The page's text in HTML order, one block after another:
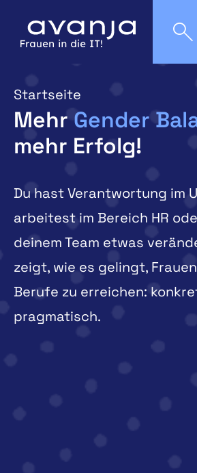
Startseite
Mehr Gender
mehr Erfolg!
Du hast Verantwortung im
arbeitest im Bereich HR
deinem Team etwas
zeigt, wie es gelingt,
Berufe zu erreichen:
pragmatisch.